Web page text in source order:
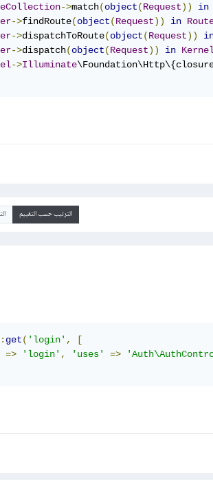
->match(object(Request)) in
->findRoute(object(Request)) in
->dispatchToRoute(object(Request))
->dispatch(object(Request)) in
->Illuminate
الترتيب حسب التقييم
get( 'login' ,
[
=> 'login' , 'uses' =>